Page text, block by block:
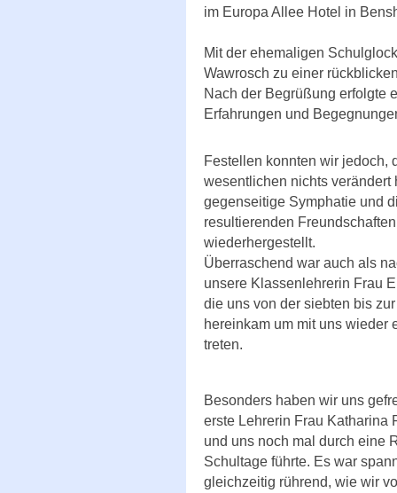
im Europa Allee Hotel in
Mit der ehemaligen
Wawrosch zu einer
Nach der Begrüßung erfolgte
Erfahrungen und
Festellen konnten wir jedoch,
wesentlichen nichts verändert
gegenseitige Symphatie und
resultierenden
wiederhergestellt.
Überraschend war auch als
unsere Klassenlehrerin Frau
die uns von der siebten bis
hereinkam um mit uns wieder
treten.
Besonders haben wir uns
erste Lehrerin Frau Katharina
und uns noch mal durch eine
Schultage führte. Es war
gleichzeitig rührend, wie wir